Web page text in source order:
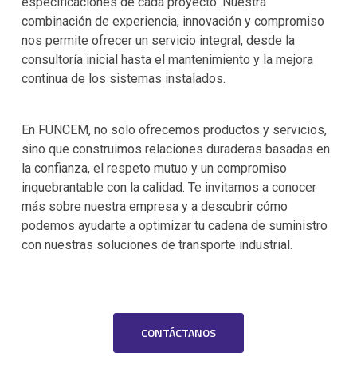
combinación de experiencia, innovación y compromiso
nos permite ofrecer un servicio integral, desde la
consultoría inicial hasta el mantenimiento y la mejora
continua de los sistemas instalados.
En FUNCEM, no solo ofrecemos productos y servicios,
sino que construimos relaciones duraderas basadas en
la confianza, el respeto mutuo y un compromiso
inquebrantable con la calidad. Te invitamos a conocer
más sobre nuestra empresa y a descubrir cómo
podemos ayudarte a optimizar tu cadena de suministro
con nuestras soluciones de transporte industrial.
CONTÁCTANOS